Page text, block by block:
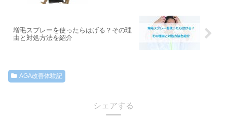
増毛スプレーを使ったらはげる？その理
由と対処方法を紹介
AGA改善体験記
シェアする